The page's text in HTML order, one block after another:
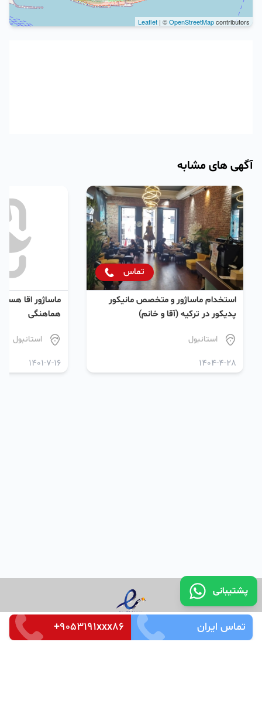
پشتیبانی
Leaflet | ©OpenStreetMapcontributors
تماس ایران +9053191xxx86
آگهی های مشابه
تماس
استخدام ماساژور و متخصص مانیکور
پدیکور در ترکیه (آقا و خانم)
استانبول
1404-4-28
ماساژور اقا
هماهنگی
استانبول
1401-7-16